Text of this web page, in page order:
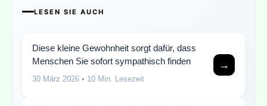
LESEN SIE AUCH
Diese kleine Gewohnheit sorgt dafür, dass
Menschen Sie sofort sympathisch finden
30 März 2026 • 10 Min. Lesezeit
→